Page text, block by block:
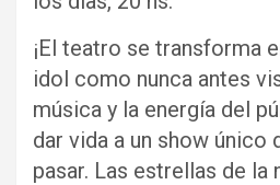
¡El teatro se transforma
idol como nunca antes
música y la energía del
dar vida a un show único
pasar. Las estrellas de la